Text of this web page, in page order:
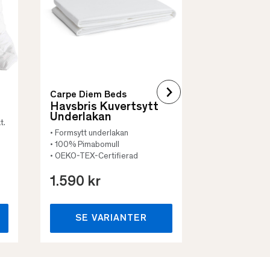
Carpe Diem Beds
Havsbris Kuvertsytt
Underlakan
• Formsytt underlakan
• 100% Pimabomull
• OEKO-TEX-Certifierad
1.590 kr
SE VARIANTER